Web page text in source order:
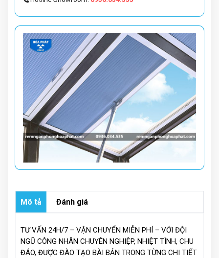
Mô tả Đánh giá
TƯ VẤN 24H/7 – VẬN CHUYỂN MIỄN PHÍ – VỚI ĐỘI
NGŨ CÔNG NHÂN CHUYÊN NGHIỆP, NHIỆT TÌNH, CHU
ĐÁO, ĐƯỢC ĐÀO TẠO BÀI BẢN TRONG TỪNG CHI TIẾT